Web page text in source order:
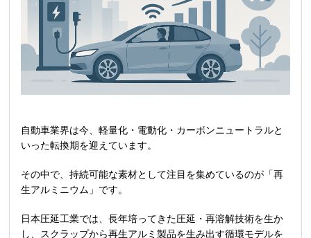
自動車業界は今、軽量化・電動化・カーボンニュートラルと
いった転換期を迎えています。
その中で、持続可能な素材として注目を集めているのが「再
生アルミニウム」です。
日本圧延工業では、長年培ってきた圧延・再溶解技術を生か
し、スクラップから再生アルミ製品を生み出す循環モデルを